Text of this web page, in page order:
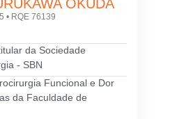
OKUDA
• RQE 76139
da Sociedade
- SBN
Funcional e Dor
da Faculdade de